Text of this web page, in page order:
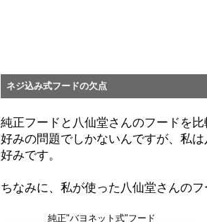
ネジ込み式フードの欠点
純正フードと八仙堂さんのフードを
好みの問題でしかないんですが、私
好みです。
ちなみに、私が使った八仙堂さんの
純正"バヨネット式"フード